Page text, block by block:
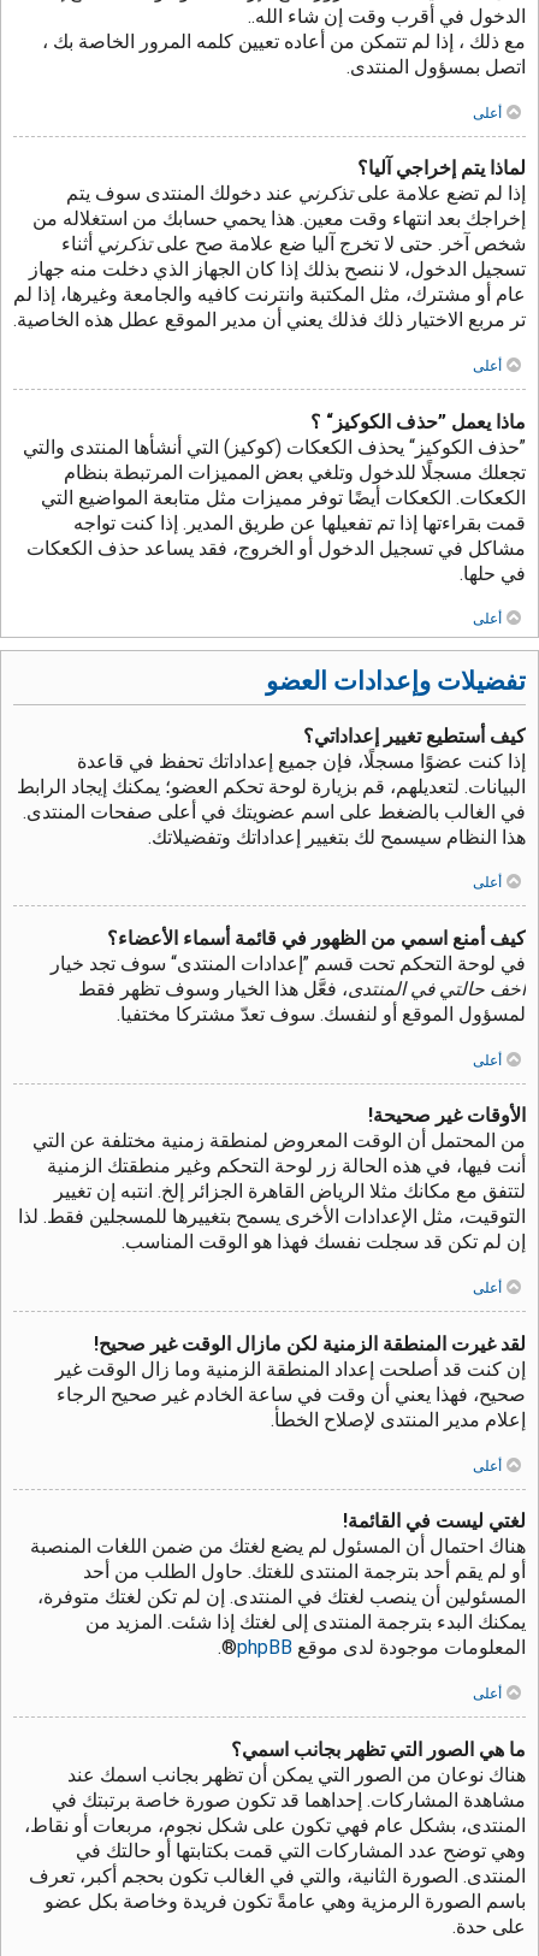
الدخول في أقرب وقت إن شاء الله..
مع ذلك ، إذا لم تتمكن من أعاده تعيين كلمه المرور الخاصة بك ،
اتصل بمسؤول المنتدى.
أعلى
لماذا يتم إخراجي آليا؟
إذا لم تضع علامة علىتذكرني عند دخولك المنتدى سوف يتم
إخراجك بعد انتهاء وقت معين. هذا يحمي حسابك من استغلاله من
شخص آخر. حتى لا تخرج آليا ضع علامة صح علىتذكرني أثناء
تسجيل الدخول، لا ننصح بذلك إذا كان الجهاز الذي دخلت منه جهاز
عام أو مشترك، مثل المكتبة وانترنت كافيه والجامعة وغيرها، إذا لم
تر مربع الاختيار ذلك فذلك يعني أن مدير الموقع عطل هذه الخاصية.
أعلى
ماذا يعمل ”حذف الكوكيز“ ؟
”حذف الكوكيز“ يحذف الكعكات (كوكيز) التي أنشأها المنتدى والتي
تجعلك مسجلًا للدخول وتلغي بعض المميزات المرتبطة بنظام
الكعكات. الكعكات أيضًا توفر مميزات مثل متابعة المواضيع التي
قمت بقراءتها إذا تم تفعيلها عن طريق المدير. إذا كنت تواجه
مشاكل في تسجيل الدخول أو الخروج، فقد يساعد حذف الكعكات
في حلها.
أعلى
تفضيلات وإعدادات العضو
كيف أستطيع تغيير إعداداتي؟
إذا كنت عضوًا مسجلًا، فإن جميع إعداداتك تحفظ في قاعدة
البيانات. لتعديلهم، قم بزيارة لوحة تحكم العضو؛ يمكنك إيجاد الرابط
في الغالب بالضغط على اسم عضويتك في أعلى صفحات المنتدى.
هذا النظام سيسمح لك بتغيير إعداداتك وتفضيلاتك.
أعلى
كيف أمنع اسمي من الظهور في قائمة أسماء الأعضاء؟
في لوحة التحكم تحت قسم ”إعدادات المنتدى“ سوف تجد خيار
أخف حالتي في المنتدى، فعَّل هذا الخيار وسوف تظهر فقط
لمسؤول الموقع أو لنفسك. سوف تعدّ مشتركا مختفيا.
أعلى
الأوقات غير صحيحة!
من المحتمل أن الوقت المعروض لمنطقة زمنية مختلفة عن التي
أنت فيها، في هذه الحالة زر لوحة التحكم وغير منطقتك الزمنية
لتتفق مع مكانك مثلا الرياض القاهرة الجزائر إلخ. انتبه إن تغيير
التوقيت، مثل الإعدادات الأخرى يسمح بتغييرها للمسجلين فقط. لذا
إن لم تكن قد سجلت نفسك فهذا هو الوقت المناسب.
أعلى
لقد غيرت المنطقة الزمنية لكن مازال الوقت غير صحيح!
إن كنت قد أصلحت إعداد المنطقة الزمنية وما زال الوقت غير
صحيح، فهذا يعني أن وقت في ساعة الخادم غير صحيح الرجاء
إعلام مدير المنتدى لإصلاح الخطأ.
أعلى
لغتي ليست في القائمة!
هناك احتمال أن المسئول لم يضع لغتك من ضمن اللغات المنصبة
أو لم يقم أحد بترجمة المنتدى للغتك. حاول الطلب من أحد
المسئولين أن ينصب لغتك في المنتدى. إن لم تكن لغتك متوفرة،
يمكنك البدء بترجمة المنتدى إلى لغتك إذا شئت. المزيد من
المعلومات موجودة لدى موقع phpBB
®.
أعلى
ما هي الصور التي تظهر بجانب اسمي؟
هناك نوعان من الصور التي يمكن أن تظهر بجانب اسمك عند
مشاهدة المشاركات. إحداهما قد تكون صورة خاصة برتبتك في
المنتدى، بشكل عام فهي تكون على شكل نجوم، مربعات أو نقاط،
وهي توضح عدد المشاركات التي قمت بكتابتها أو حالتك في
المنتدى. الصورة الثانية، والتي في الغالب تكون بحجم أكبر، تعرف
باسم الصورة الرمزية وهي عامةً تكون فريدة وخاصة بكل عضو
على حدة.